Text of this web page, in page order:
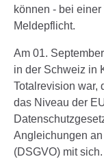
können - bei
Meldepflicht.
Am 01.
in der Schweiz in
Totalrevision war,
das Niveau der
Angleichungen
(DSGVO) mit